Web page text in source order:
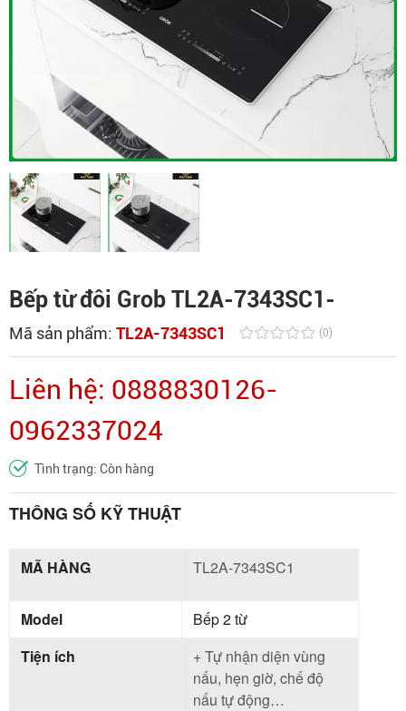
Bếp từ đôi Grob TL2A-7343SC1-
Mã sản phẩm: TL2A-7343SC1 (0)
Liên hệ: 0888830126-
0962337024
Tình trạng: Còn hàng
THÔNG SỐ KỸ THUẬT
MÃ HÀNG TL2A-7343SC1
Model
Bếp 2 từ
Tiện ích
+ Tự nhận diện vùng
nấu, hẹn giờ, chế độ
nấu tự động…